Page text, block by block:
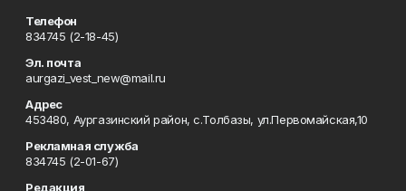
Телефон
834745 (2-18-45)
Эл. почта
aurgazi_vest_new@mail.ru
Адрес
453480, Аургазинский район, с.Толбазы, ул.Первомайская,10
Рекламная служба
834745 (2-01-67)
Редакция